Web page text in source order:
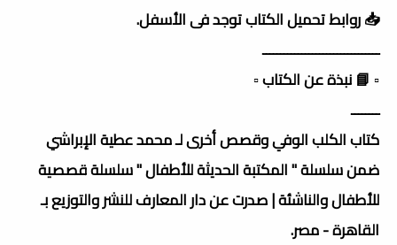
📥 روابط تحميل الكتاب توجد فى الأسفل.
ـــــــــــــــــــــــــــــــــ
▫️ 📘 نبذة عن الكتاب ▫️
ــــــــ
كتاب الكلب الوفي وقصص أخرى لـ محمد عطية الإبراشي
ضمن سلسلة " المكتبة الحديثة للأطفال " سلسلة قصصية
للأطفال والناشئة | صدرت عن دار المعارف للنشر والتوزيع بـ
القاهرة - مصر.